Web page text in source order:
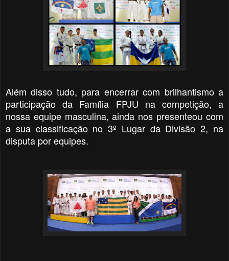
Além disso tudo, para encerrar com brilhantismo a
participação da Família FPJU na competição, a
nossa equipe masculina, ainda nos presenteou com
a sua classificação no 3º Lugar da Divisão 2, na
disputa por equipes.